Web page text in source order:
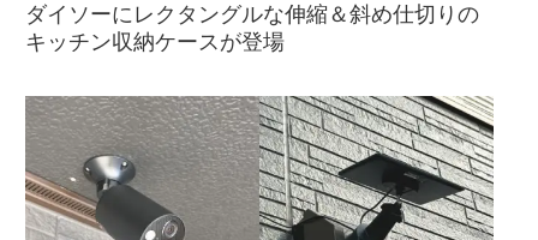
ダイソーにレクタングルな伸縮＆斜め仕切りの
キッチン収納ケースが登場